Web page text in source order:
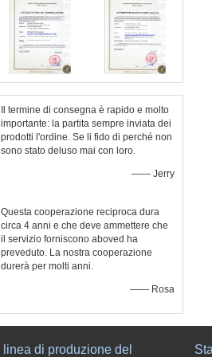
Il termine di consegna è rapido e molto
importante: la partita sempre inviata dei
prodotti l'ordine. Se li fido di perché non
sono stato deluso mai con loro.
—— Jerry
Questa cooperazione reciproca dura
circa 4 anni e che deve ammettere che
il servizio forniscono aboved ha
preveduto. La nostra cooperazione
durerà per molti anni.
—— Rosa
linea di produzione del